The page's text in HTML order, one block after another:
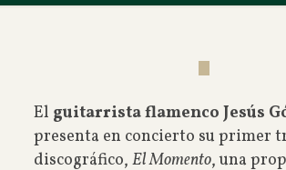
El guitarrista flamenco Jesús
presenta en concierto su primer
discográfico, El Momento, una